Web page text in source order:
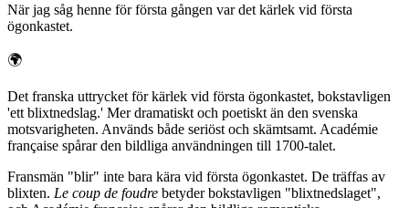
När jag såg henne för första gången var det kärlek vid första
ögonkastet.
🌍
Det franska uttrycket för kärlek vid första ögonkastet, bokstavligen
'ett blixtnedslag.' Mer dramatiskt och poetiskt än den svenska
motsvarigheten. Används både seriöst och skämtsamt. Académie
française spårar den bildliga användningen till 1700-talet.
Fransmän "blir" inte bara kära vid första ögonkastet. De träffas av
blixten. Le coup de foudre betyder bokstavligen "blixtnedslaget",